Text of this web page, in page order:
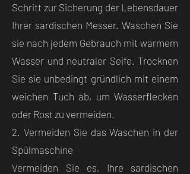
Schritt zur Sicherung der Lebensdauer
Ihrer sardischen Messer. Waschen Sie
sie nach jedem Gebrauch mit warmem
Wasser und neutraler Seife. Trocknen
Sie sie unbedingt gründlich mit einem
weichen Tuch ab, um Wasserflecken
oder Rost zu vermeiden.
2. Vermeiden Sie das Waschen in der
Spülmaschine
Vermeiden Sie es, Ihre sardischen